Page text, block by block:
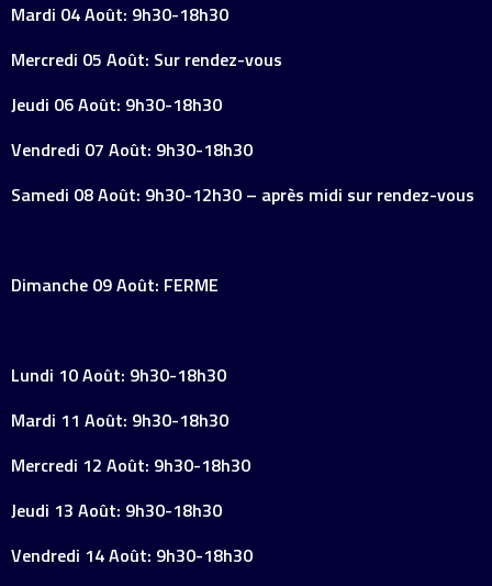
Mardi 04 Août: 9h30-18h30
Mercredi 05 Août: Sur rendez-vous
Jeudi 06 Août: 9h30-18h30
Vendredi 07 Août: 9h30-18h30
Samedi 08 Août: 9h30-12h30 – après midi sur rendez-vous
Dimanche 09 Août: FERME
Lundi 10 Août: 9h30-18h30
Mardi 11 Août: 9h30-18h30
Mercredi 12 Août: 9h30-18h30
Jeudi 13 Août: 9h30-18h30
Vendredi 14 Août: 9h30-18h30